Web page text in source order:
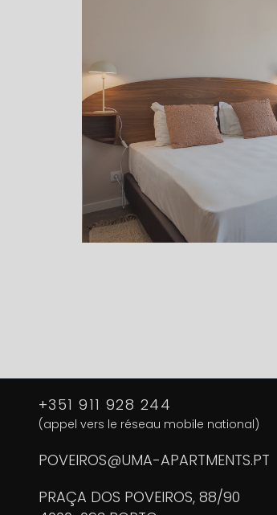
+351 911 928 244
(appel vers le réseau mobile national)
POVEIROS@UMA-APARTMENTS.PT
PRAÇA DOS POVEIROS, 88/90